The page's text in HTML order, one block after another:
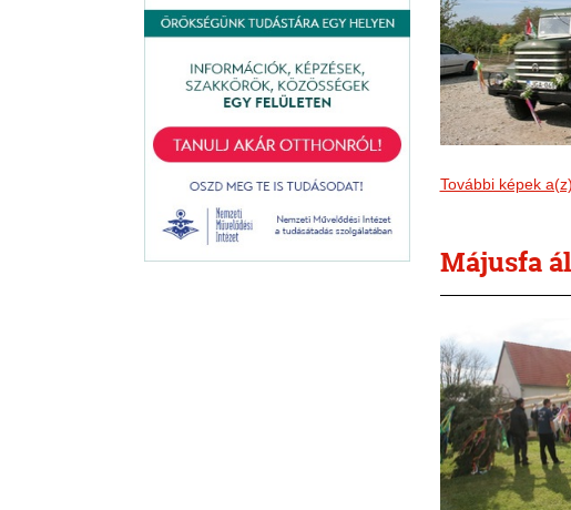
További képek
Májusfa